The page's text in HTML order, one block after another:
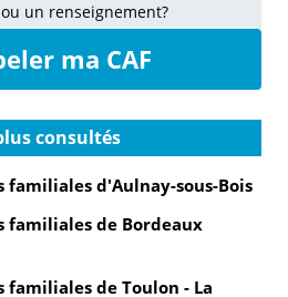
ou un renseignement?
ma CAF
consultés
familiales d'Aulnay-sous-Bois
familiales de Bordeaux
familiales de Toulon - La